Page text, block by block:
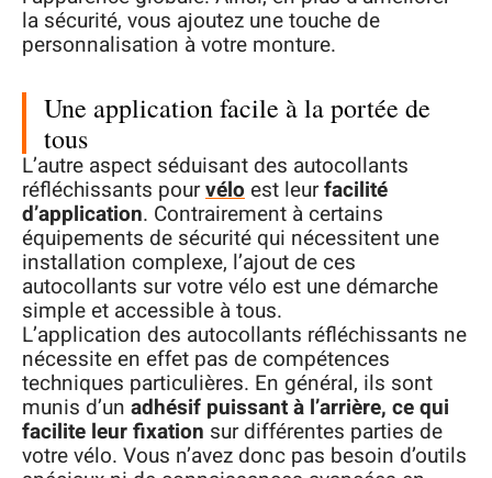
la sécurité, vous ajoutez une touche de
personnalisation à votre monture.
Une application facile à la portée de
tous
L’autre aspect séduisant des autocollants
réfléchissants pourvéloest leurfacilité
d’application. Contrairement à certains
équipements de sécurité qui nécessitent une
installation complexe, l’ajout de ces
autocollants sur votre vélo est une démarche
simple et accessible à tous.
L’application des autocollants réfléchissants ne
nécessite en effet pas de compétences
techniques particulières. En général, ils sont
munis d’un adhésif puissant à l’arrière, ce qui
facilite leur fixation sur différentes parties de
votre vélo. Vous n’avez donc pas besoin d’outils